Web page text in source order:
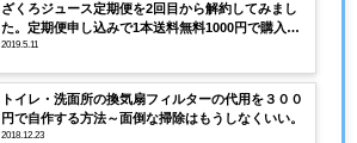
ざくろジュース定期便を2回目から解約してみまし
た。定期便申し込みで1本送料無料1000円で購入後
解約
2019.5.11
トイレ・洗面所の換気扇フィルターの代用を３００
円で自作する方法～面倒な掃除はもうしなくいい。
2018.12.23